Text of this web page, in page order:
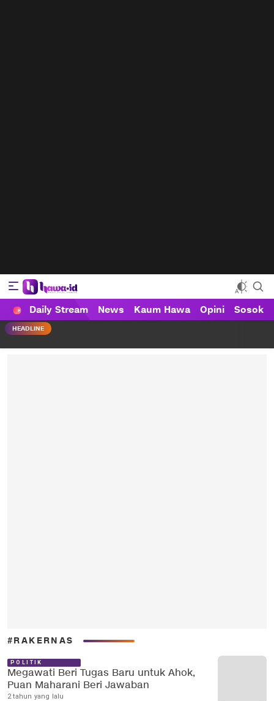
HAWA
Haluan Wanita Indonesia
Daily Stream News Kaum Hawa Opini Sosok
HEADLINE
#RAKERNAS
POLITIK
Megawati Beri Tugas Baru untuk Ahok,
Puan Maharani Beri Jawaban
2 tahun yang lalu